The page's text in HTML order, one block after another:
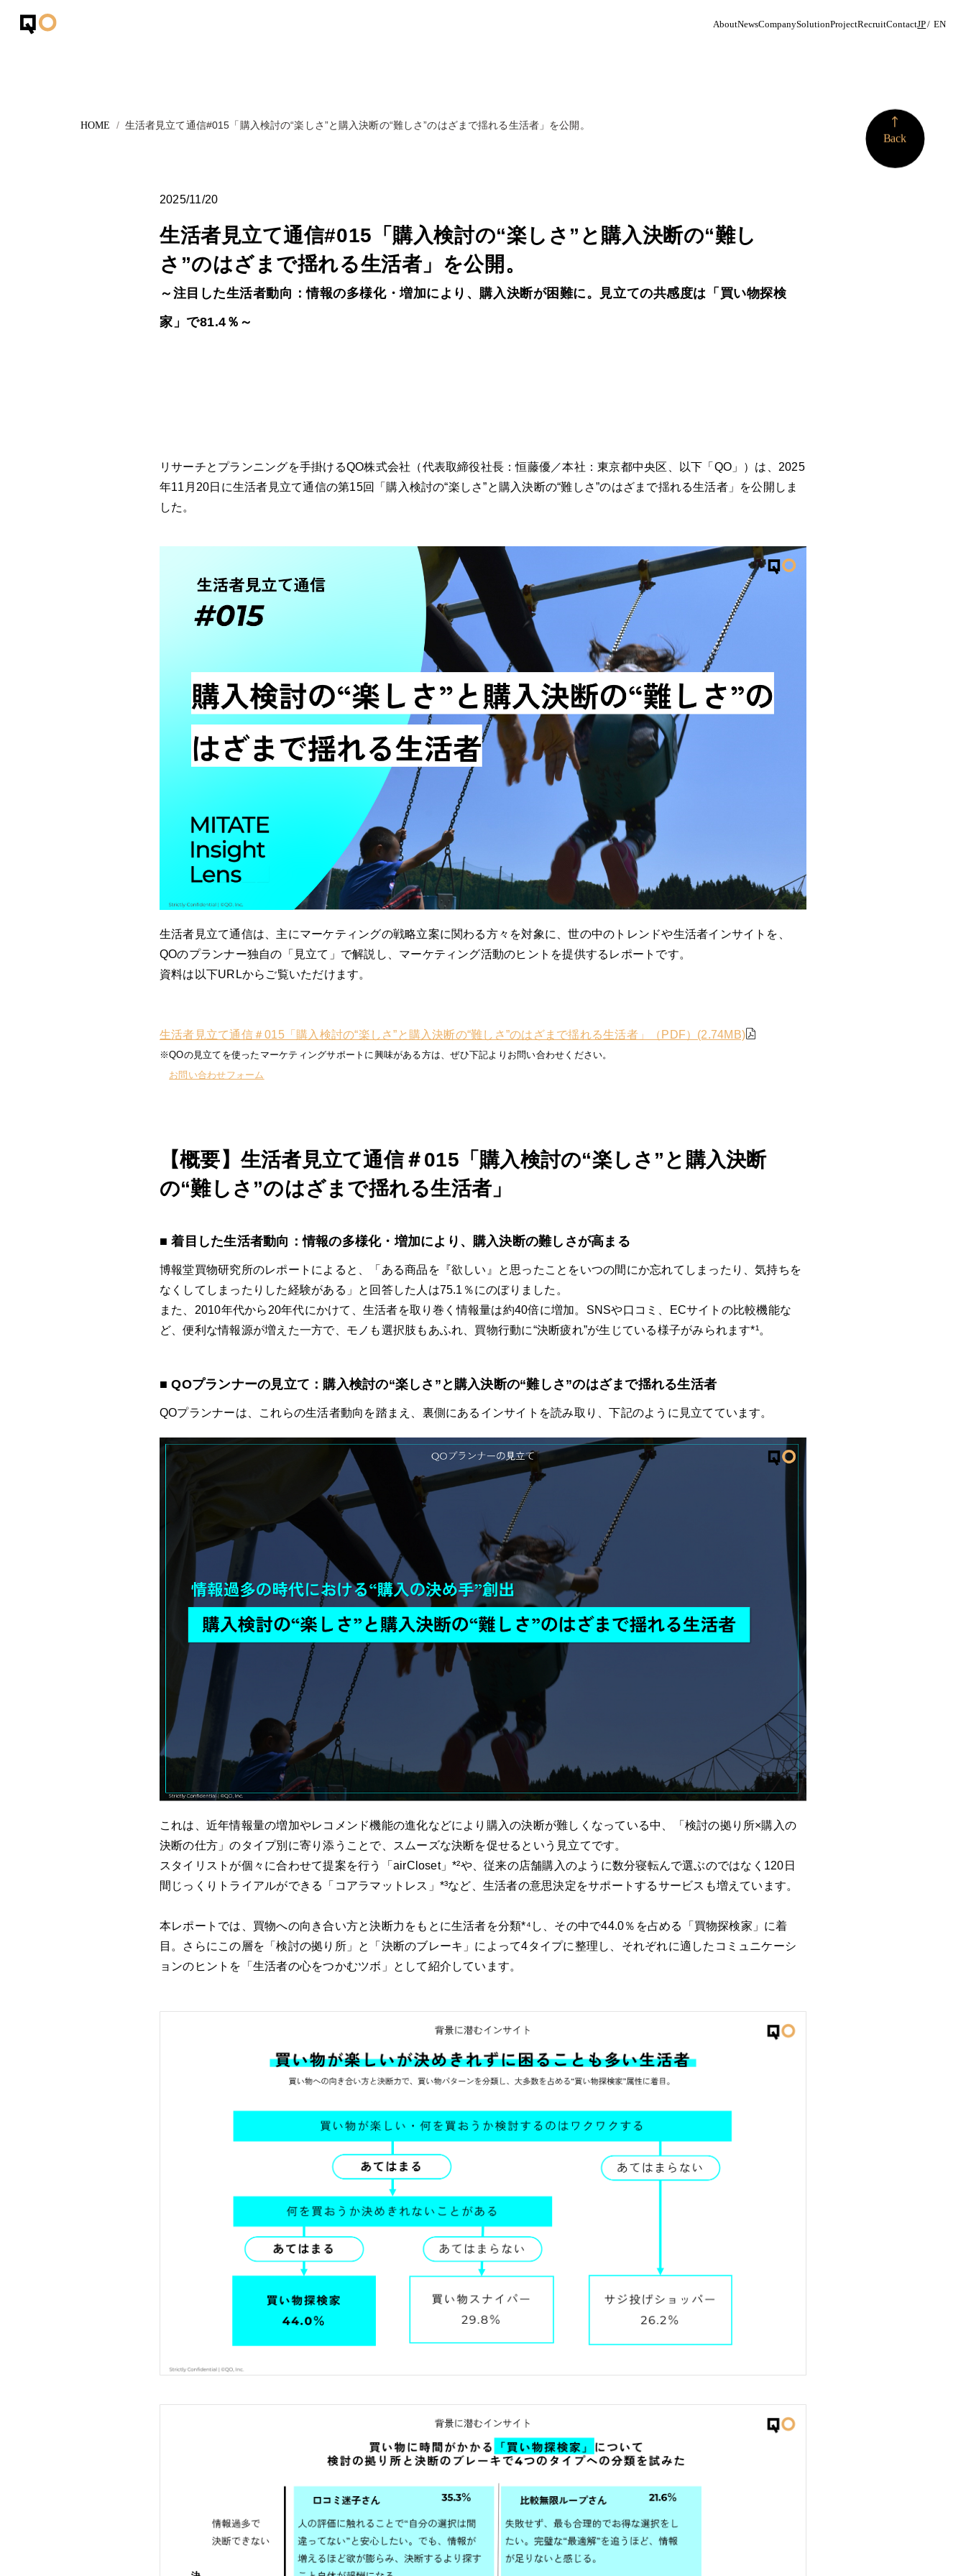
AboutNewsCompanySolutionProjectRecruitContactJP EN
News
Company
Solution
Project
Recruit
Contact
More
Back
生活者見立て通信#015「購入検討の“楽しさ”と購入決断の“難しさ”のはざまで揺れる生活者」を公開。
2025/11/20
生活者見立て通信#015「購入検討の“楽しさ”と購入決断の“難し
さ”のはざまで揺れる生活者」を公開。
～注目した生活者動向：情報の多様化・増加により、購入決断が困難に。見立ての共感度は「買い物探検
家」で81.4％～
リサーチとプランニングを手掛けるQO株式会社（代表取締役社長：恒藤優／本社：東京都中央区、以下「QO」）は、2025
年11月20日に生活者見立て通信の第15回「購入検討の“楽しさ”と購入決断の“難しさ”のはざまで揺れる生活者」を公開しま
した。
生活者見立て通信は、主にマーケティングの戦略立案に関わる方々を対象に、世の中のトレンドや生活者インサイトを、
QOのプランナー独自の「見立て」で解説し、マーケティング活動のヒントを提供するレポートです。
資料は以下URLからご覧いただけます。
生活者見立て通信＃015「購入検討の“楽しさ”と購入決断の“難しさ”のはざまで揺れる生活者」（PDF）(2.74MB)
※QOの見立てを使ったマーケティングサポートに興味がある方は、ぜひ下記よりお問い合わせください。
お問い合わせフォーム
【概要】生活者見立て通信＃015「購入検討の“楽しさ”と購入決断
の“難しさ”のはざまで揺れる生活者」
■ 着目した生活者動向：情報の多様化・増加により、購入決断の難しさが高まる
博報堂買物研究所のレポートによると、「ある商品を『欲しい』と思ったことをいつの間にか忘れてしまったり、気持ちを
なくしてしまったりした経験がある」と回答した人は75.1％にのぼりました。
また、2010年代から20年代にかけて、生活者を取り巻く情報量は約40倍に増加。SNSや口コミ、ECサイトの比較機能な
ど、便利な情報源が増えた一方で、モノも選択肢もあふれ、買物行動に“決断疲れ”が生じている様子がみられます*¹。
■ QOプランナーの見立て：購入検討の“楽しさ”と購入決断の“難しさ”のはざまで揺れる生活者
QOプランナーは、これらの生活者動向を踏まえ、裏側にあるインサイトを読み取り、下記のように見立てています。
これは、近年情報量の増加やレコメンド機能の進化などにより購入の決断が難しくなっている中、「検討の拠り所×購入の
決断の仕方」のタイプ別に寄り添うことで、スムーズな決断を促せるという見立てです。
スタイリストが個々に合わせて提案を行う「airCloset」*²や、従来の店舗購入のように数分寝転んで選ぶのではなく120日
間じっくりトライアルができる「コアラマットレス」*³など、生活者の意思決定をサポートするサービスも増えています。
本レポートでは、買物への向き合い方と決断力をもとに生活者を分類*⁴し、その中で44.0％を占める「買物探検家」に着
目。さらにこの層を「検討の拠り所」と「決断のブレーキ」によって4タイプに整理し、それぞれに適したコミュニケーシ
ョンのヒントを「生活者の心をつかむツボ」として紹介しています。